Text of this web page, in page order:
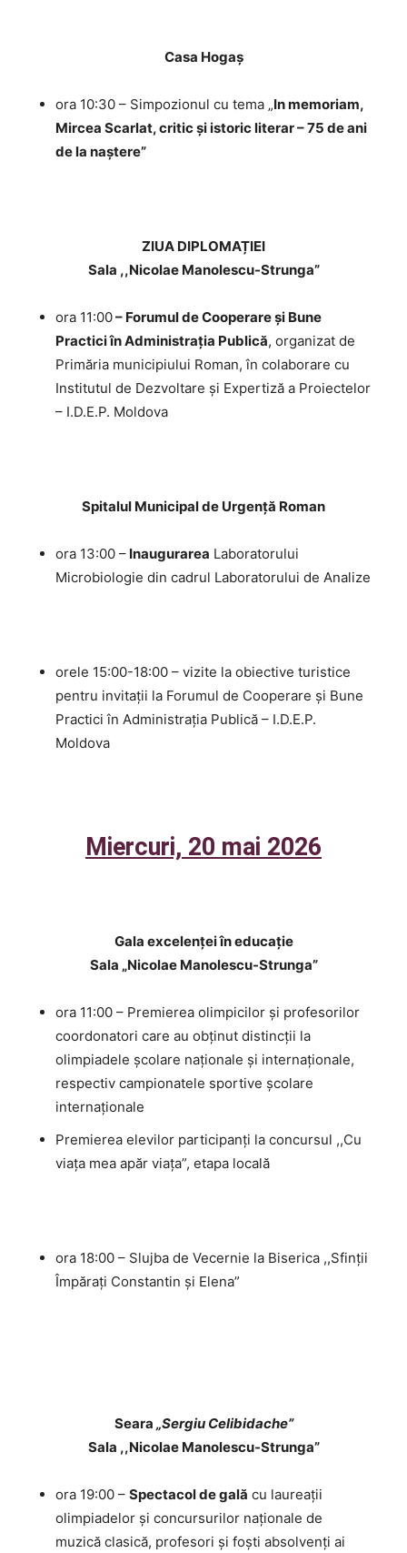
Casa Hogaș
ora 10:30 – Simpozionul cu tema „In memoriam,
Mircea Scarlat, critic și istoric literar – 75 de ani
de la naștere”
ZIUA DIPLOMAȚIEI
Sala ,,Nicolae Manolescu-Strunga”
ora 11:00– Forumul de Cooperare și Bune
Practici în Administrația Publică, organizat de
Primăria municipiului Roman, în colaborare cu
Institutul de Dezvoltare și Expertiză a Proiectelor
– I.D.E.P. Moldova
Spitalul Municipal de Urgență Roman
ora 13:00 – Inaugurarea Laboratorului
Microbiologie din cadrul Laboratorului de Analize
orele 15:00-18:00 – vizite la obiective turistice
pentru invitații la Forumul de Cooperare și Bune
Practici în Administrația Publică – I.D.E.P.
Moldova
Miercuri, 20 mai 2026
Gala excelenței în educație
Sala „Nicolae Manolescu-Strunga”
ora 11:00 – Premierea olimpicilor și profesorilor
coordonatori care au obținut distincții la
olimpiadele școlare naționale și internaționale,
respectiv campionatele sportive școlare
internaționale
Premierea elevilor participanți la concursul ,,Cu
viața mea apăr viața”, etapa locală
ora 18:00 – Slujba de Vecernie la Biserica ,,Sfinții
Împărați Constantin și Elena”
Seara „Sergiu Celibidache”
Sala ,,Nicolae Manolescu-Strunga”
ora 19:00 – Spectacol de gală cu laureații
olimpiadelor și concursurilor naționale de
muzică clasică, profesori și foști absolvenți ai